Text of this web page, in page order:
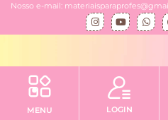
Nosso e-mail:
MENU LOGIN